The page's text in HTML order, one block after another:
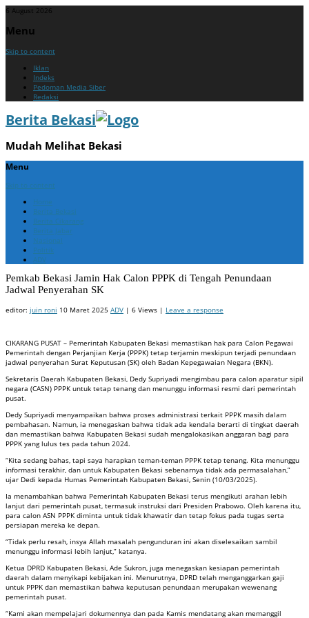
6 August 2026
Menu
Skip to content
Iklan
Indeks
Pedoman Media Siber
Redaksi
Berita Bekasi
Mudah Melihat Bekasi
Menu
Skip to content
Home
Berita Bekasi
Berita Cikarang
Berita Jabar
Nasional
Politik
ADV
Pemkab Bekasi Jamin Hak Calon PPPK di Tengah Penundaan
Jadwal Penyerahan SK
editor: juin roni 10 Maret 2025 ADV | 6 Views | Leave a response
CIKARANG PUSAT – Pemerintah Kabupaten Bekasi memastikan hak para Calon Pegawai
Pemerintah dengan Perjanjian Kerja (PPPK) tetap terjamin meskipun terjadi penundaan
jadwal penyerahan Surat Keputusan (SK) oleh Badan Kepegawaian Negara (BKN).
Sekretaris Daerah Kabupaten Bekasi, Dedy Supriyadi mengimbau para calon aparatur sipil
negara (CASN) PPPK untuk tetap tenang dan menunggu informasi resmi dari pemerintah
pusat.
Dedy Supriyadi menyampaikan bahwa proses administrasi terkait PPPK masih dalam
pembahasan. Namun, ia menegaskan bahwa tidak ada kendala berarti di tingkat daerah
dan memastikan bahwa Kabupaten Bekasi sudah mengalokasikan anggaran bagi para
PPPK yang lulus tes pada tahun 2024.
“Kita sedang bahas, tapi saya harapkan teman-teman PPPK tetap tenang. Kita menunggu
informasi terakhir, dan untuk Kabupaten Bekasi sebenarnya tidak ada permasalahan,”
ujar Dedi kepada Humas Pemerintah Kabupaten Bekasi, Senin (10/03/2025).
Ia menambahkan bahwa Pemerintah Kabupaten Bekasi terus mengikuti arahan lebih
lanjut dari pemerintah pusat, termasuk instruksi dari Presiden Prabowo. Oleh karena itu,
para calon ASN PPPK diminta untuk tidak khawatir dan tetap fokus pada tugas serta
persiapan mereka ke depan.
“Tidak perlu resah, insya Allah masalah pengunduran ini akan diselesaikan sambil
menunggu informasi lebih lanjut,” katanya.
Ketua DPRD Kabupaten Bekasi, Ade Sukron, juga menegaskan kesiapan pemerintah
daerah dalam menyikapi kebijakan ini. Menurutnya, DPRD telah menganggarkan gaji
untuk PPPK dan memastikan bahwa keputusan penundaan merupakan wewenang
pemerintah pusat.
“Kami akan mempelajari dokumennya dan pada Kamis mendatang akan memanggil